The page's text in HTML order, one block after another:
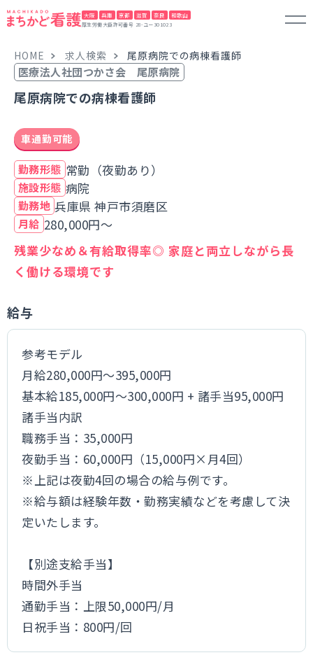
大阪 兵庫 京都 滋賀 奈良 和歌山
厚生労働大臣許可番号 28-ユー301023
HOME 求人検索 尾原病院での病棟看護師
医療法人社団つかさ会 尾原病院
尾原病院での病棟看護師
車通勤可能
勤務形態 常勤（夜勤あり）
施設形態 病院
勤務地 兵庫県 神戸市須磨区
月給 280,000円～
残業少なめ＆有給取得率◎ 家庭と両立しながら長
く働ける環境です
給与
参考モデル
月給280,000円～395,000円
基本給185,000円～300,000円 + 諸手当95,000円
諸手当内訳
職務手当：35,000円
夜勤手当：60,000円（15,000円×月4回）
※上記は夜勤4回の場合の給与例です。
※給与額は経験年数・勤務実績などを考慮して決
定いたします。
【別途支給手当】
時間外手当
通勤手当：上限50,000円/月
日祝手当：800円/回